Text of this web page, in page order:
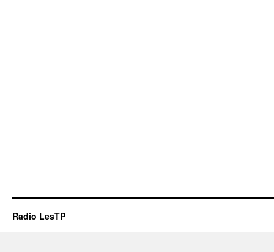
Radio LesTP